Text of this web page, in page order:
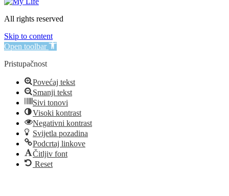
All rights reserved
Skip to content
Open toolbar
Pristupačnost
Povećaj tekst
Smanji tekst
Sivi tonovi
Visoki kontrast
Negativni kontrast
Svijetla pozadina
Podcrtaj linkove
Čitljiv font
Reset